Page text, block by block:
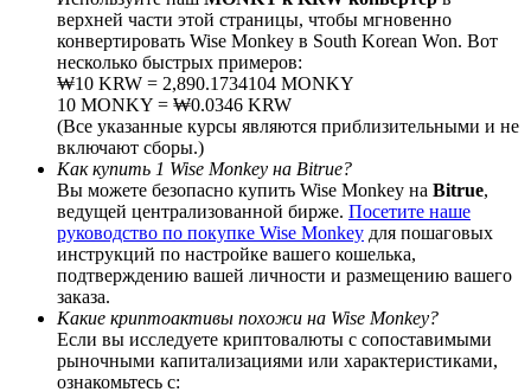
BTC Welcome Rewards
Deposit & Trade BTC to Share 25000 USDT prize pool!
Deposit CASHCAT & Win
Share 500000 CASHCAT prize pool
верхней части этой страницы, чтобы мгновенно
конвертировать Wise Monkey в South Korean Won. Вот
несколько быстрых примеров:
₩10 KRW = 2,890.1734104 MONKY
10 MONKY = ₩0.0346 KRW
(Все указанные курсы являются приблизительными и не
включают сборы.)
Как купить 1 Wise Monkey на Bitrue?
Вы можете безопасно купить Wise Monkey на Bitrue,
ведущей централизованной бирже. Посетите наше
руководство по покупке Wise Monkey для пошаговых
инструкций по настройке вашего кошелька,
подтверждению вашей личности и размещению вашего
заказа.
Какие криптоактивы похожи на Wise Monkey?
Если вы исследуете криптовалюты с сопоставимыми
рыночными капитализациями или характеристиками,
ознакомьтесь с: